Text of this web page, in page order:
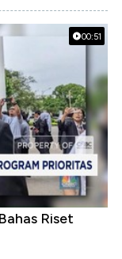
00:51
Riset